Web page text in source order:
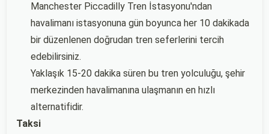
Manchester Piccadilly Tren İstasyonu'ndan
havalimanı istasyonuna gün boyunca her 10 dakikada
bir düzenlenen doğrudan tren seferlerini tercih
edebilirsiniz.
Yaklaşık 15-20 dakika süren bu tren yolculuğu, şehir
merkezinden havalimanına ulaşmanın en hızlı
alternatifidir.
Taksi